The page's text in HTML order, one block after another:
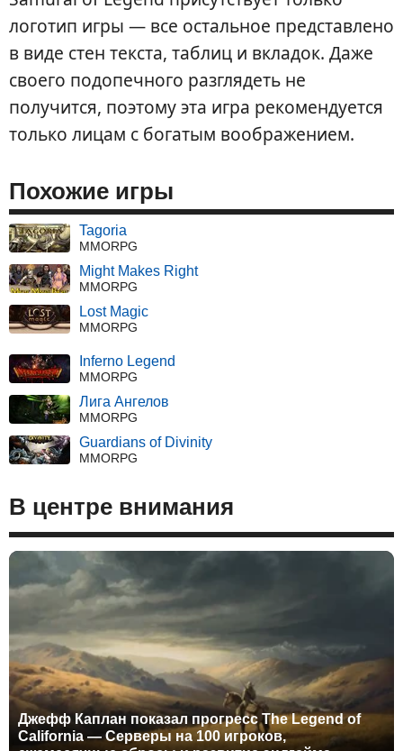
логотип игры — все остальное представлено
в виде стен текста, таблиц и вкладок. Даже
своего подопечного разглядеть не
получится, поэтому эта игра рекомендуется
только лицам с богатым воображением.
Похожие игры
Tagoria
MMORPG
Might Makes Right
MMORPG
Lost Magic
MMORPG
Inferno Legend
MMORPG
Лига Ангелов
MMORPG
Guardians of Divinity
MMORPG
В центре внимания
Джефф Каплан показал прогресс The Legend of
California — Серверы на 100 игроков,